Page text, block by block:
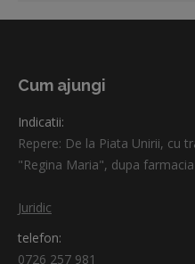
Cum ajungi
Indicatii:
Repere: De la Piata Unirii, cu
"Regina Maria", dupa
Juridic
telefon:
0726 257 981